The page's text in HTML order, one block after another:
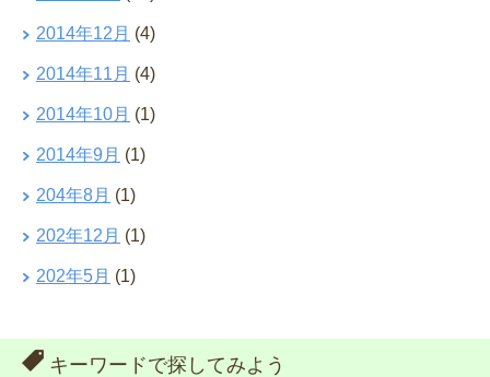
2014年12月 (4)
2014年11月 (4)
2014年10月 (1)
2014年9月 (1)
204年8月 (1)
202年12月 (1)
202年5月 (1)
キーワードで探してみよう